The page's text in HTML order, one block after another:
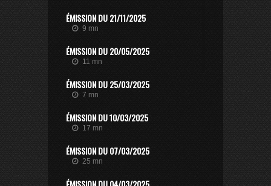
ÉMISSION DU 21/11/2025
9 mn
ÉMISSION DU 20/05/2025
11 mn
ÉMISSION DU 25/03/2025
7 mn
ÉMISSION DU 10/03/2025
17 mn
ÉMISSION DU 07/03/2025
25 mn